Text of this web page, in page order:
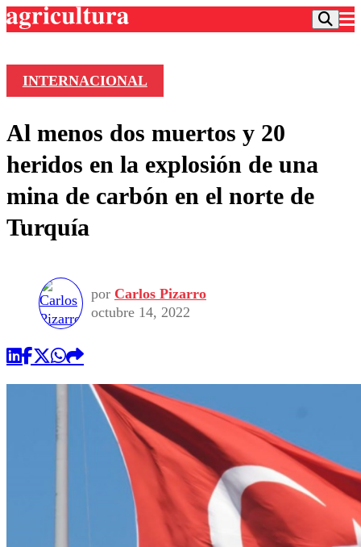
Frecuencias
Agricultura TV
Deportes
Colo Colo
Torneo Internacional
Torneo Nacional
Entretención
Internacional
Nacional
Programas
Comercial
INTERNACIONAL
Al menos dos muertos y 20
heridos en la explosión de una
mina de carbón en el norte de
Turquía
por Carlos Pizarro
octubre 14, 2022